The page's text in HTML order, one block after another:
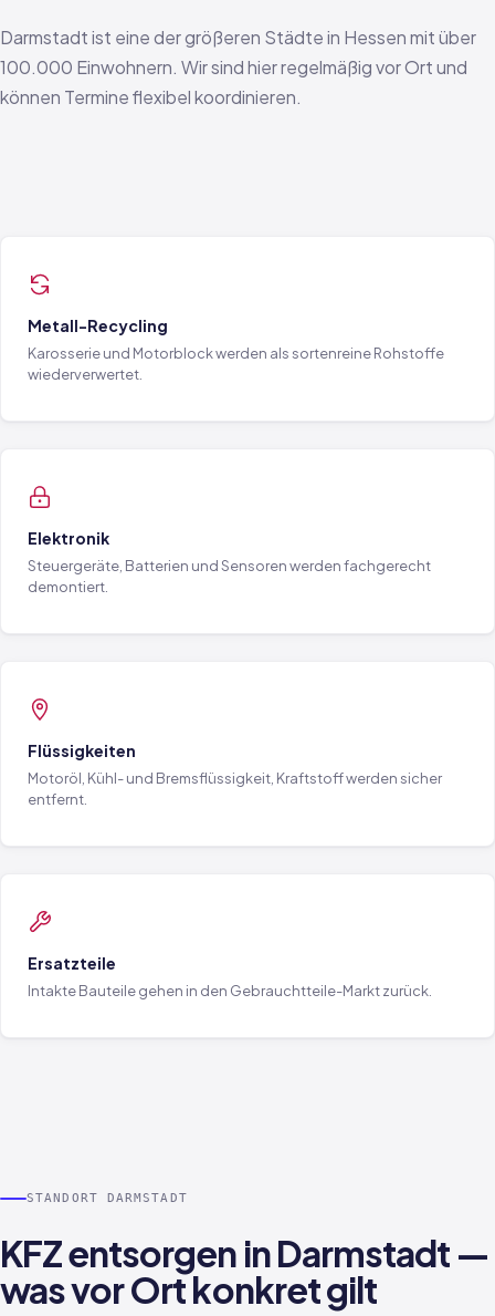
Darmstadt ist eine der größeren Städte in Hessen mit über
100.000 Einwohnern. Wir sind hier regelmäßig vor Ort und
können Termine flexibel koordinieren.
Metall-Recycling
Karosserie und Motorblock werden als sortenreine Rohstoffe
wiederverwertet.
Elektronik
Steuergeräte, Batterien und Sensoren werden fachgerecht
demontiert.
Flüssigkeiten
Motoröl, Kühl- und Bremsflüssigkeit, Kraftstoff werden sicher
entfernt.
Ersatzteile
Intakte Bauteile gehen in den Gebrauchtteile-Markt zurück.
STANDORT DARMSTADT
KFZ entsorgen in Darmstadt —
was vor Ort konkret gilt